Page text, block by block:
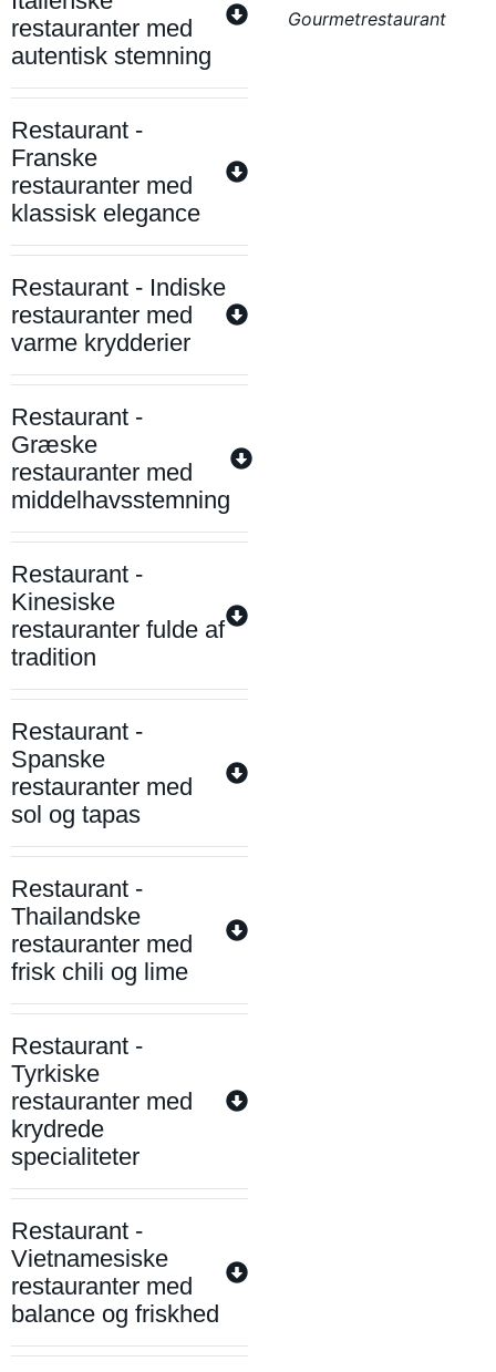
restauranter med
autentisk stemning
Restaurant -
Franske
restauranter med
klassisk elegance
Restaurant - Indiske
restauranter med
varme krydderier
Restaurant -
Græske
restauranter med
middelhavsstemning
Restaurant -
Kinesiske
restauranter fulde af
tradition
Restaurant -
Spanske
restauranter med
sol og tapas
Restaurant -
Thailandske
restauranter med
frisk chili og lime
Restaurant -
Tyrkiske
restauranter med
krydrede
specialiteter
Restaurant -
Vietnamesiske
restauranter med
balance og friskhed
Gourmetrestaurant